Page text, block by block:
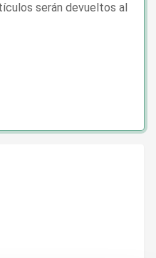
serán devueltos al